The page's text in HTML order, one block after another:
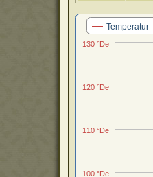
Temperatur
100 °De
110 °De
120 °De
130 °De